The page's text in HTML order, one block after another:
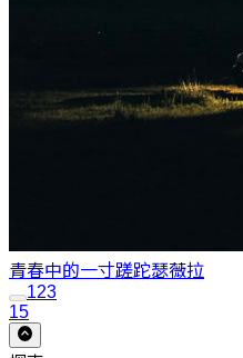
青春中的一寸蹉跎瑟薇拉
123
15